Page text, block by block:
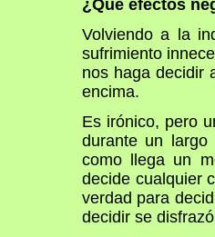
¿Qué efectos
Volviendo a la
sufrimiento
nos haga decidir
encima.
Es irónico, pero
durante un
como llega un
decide cualquier
verdad para
decidir se